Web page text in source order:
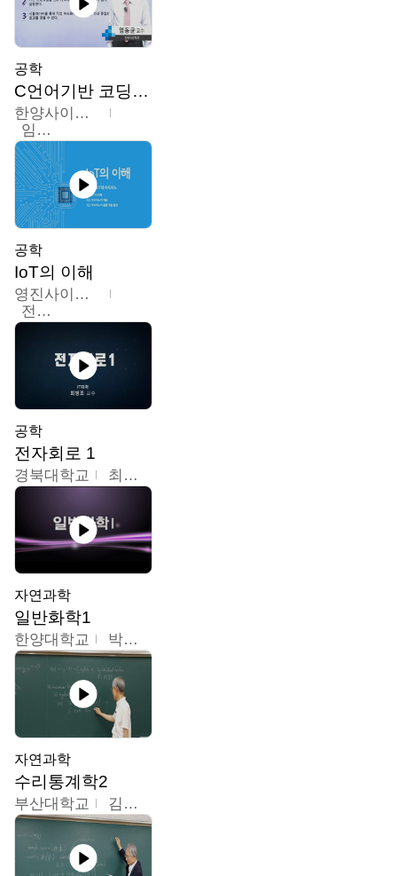
공학
C언어기반 코딩교육
한양사이버대학교
임동균
공학
IoT의 이해
영진사이버대학교
전병현
공학
전자회로 1
경북대학교 최병조
자연과학
일반화학1
한양대학교 박경호
자연과학
수리통계학2
부산대학교 김충락